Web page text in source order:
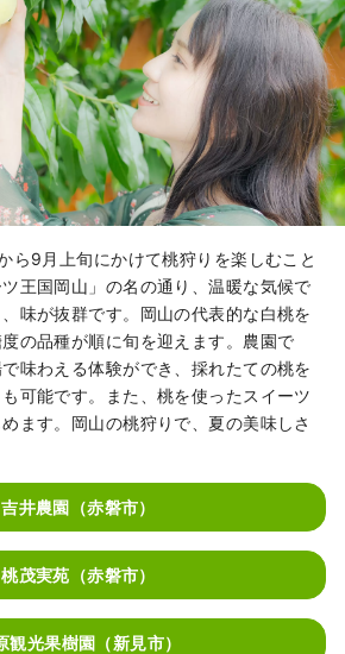
の語源となった作業です。
ら9月上旬にかけて桃狩りを楽しむこと
王国岡山」の名の通り、温暖な気候で
味が抜群です。岡山の代表的な白桃を
の品種が順に旬を迎えます。農園で
味わえる体験ができ、採れたての桃を
可能です。また、桃を使ったスイーツ
ます。岡山の桃狩りで、夏の美味しさ
吉井農園（赤磐市）
桃茂実苑（赤磐市）
観光果樹園（新見市）